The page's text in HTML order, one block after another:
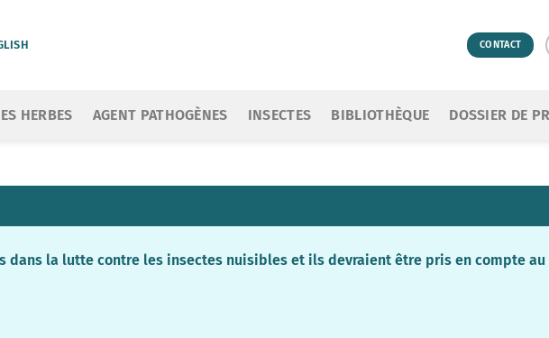
CONTACT
HERBES AGENT PATHOGÈNES INSECTES BIBLIOTHÈQUE DOSSIER DE
dans la lutte contre les insectes nuisibles et ils devraient être pris en compte